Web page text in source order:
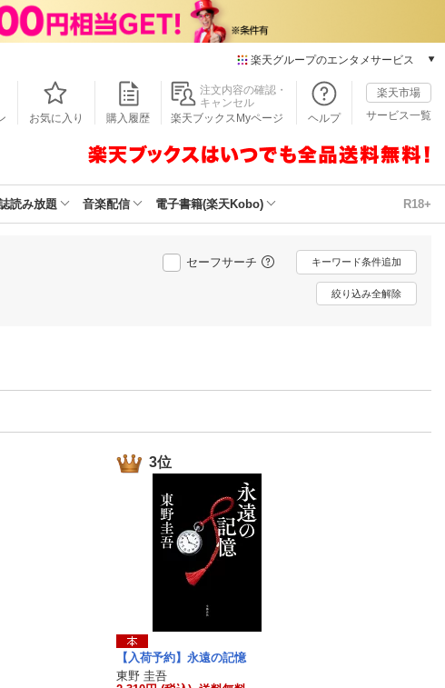
楽天グループのエンタメサービス
本/ゲーム/CD/DVD
楽天ブックス
楽天Kobo
動画配信
楽天TV
動画配信ガイド
チケット
エンタメニュース
お気に入り 購入履歴
注文内容の確認・
キャンセル
楽天ブックスMyページ
ヘルプ
楽天市場
サービス一覧
読み放題 音楽配信 電子書籍(楽天Kobo) R18+
セーフサーチ キーワード条件追加
絞り込み全解除
3位
【入荷予約】永遠の記憶
東野 圭吾